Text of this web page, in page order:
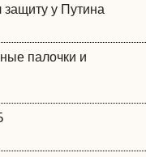
у Путина
палочки и